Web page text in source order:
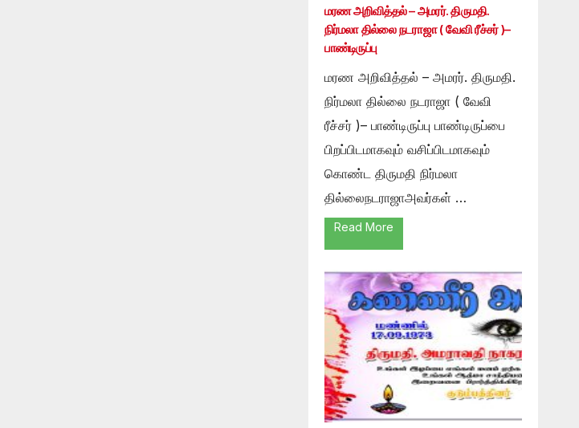
மரண அறிவித்தல் – அமரர். திருமதி.
நிர்மலா தில்லை நடராஜா ( வேவி ரீச்சர் )–
பாண்டிருப்பு
மரண அறிவித்தல் – அமரர். திருமதி.
நிர்மலா தில்லை நடராஜா ( வேவி
ரீச்சர் )– பாண்டிருப்பு பாண்டிருப்பை
பிறப்பிடமாகவும் வசிப்பிடமாகவும்
கொண்ட திருமதி நிர்மலா
தில்லைநடராஜாஅவர்கள் …
Read More